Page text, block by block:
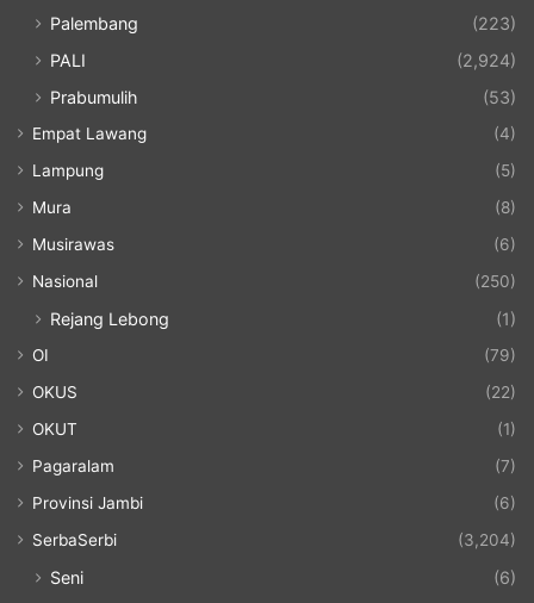
Palembang
(223)
PALI
(2,924)
Prabumulih
(53)
Empat Lawang
(4)
Lampung
(5)
Mura
(8)
Musirawas
(6)
Nasional
(250)
Rejang Lebong (1)
OI
(79)
OKUS
(22)
OKUT
(1)
Pagaralam
(7)
Provinsi Jambi
(6)
SerbaSerbi
(3,204)
Seni (6)